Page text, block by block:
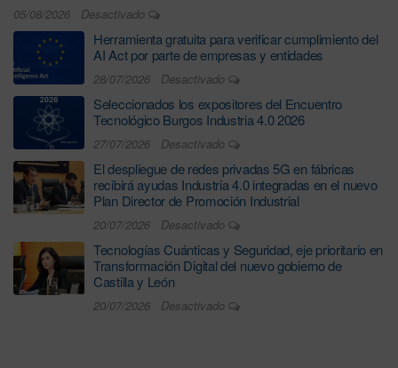
05/08/2026 Desactivado
Herramienta gratuita para verificar cumplimiento del
AI Act por parte de empresas y entidades
28/07/2026 Desactivado
Seleccionados los expositores del Encuentro
Tecnológico Burgos Industria 4.0 2026
27/07/2026 Desactivado
El despliegue de redes privadas 5G en fábricas
recibirá ayudas Industria 4.0 integradas en el nuevo
Plan Director de Promoción Industrial
20/07/2026 Desactivado
Tecnologías Cuánticas y Seguridad, eje prioritario en
Transformación Digital del nuevo gobierno de
Castilla y León
20/07/2026 Desactivado